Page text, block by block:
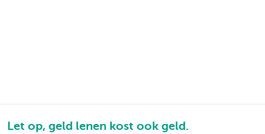
Let op, geld lenen kost ook geld.